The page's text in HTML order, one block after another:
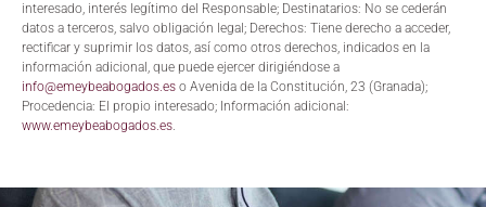
interesado, interés legítimo del Responsable; Destinatarios: No se cederán
datos a terceros, salvo obligación legal; Derechos: Tiene derecho a acceder,
rectificar y suprimir los datos, así como otros derechos, indicados en la
información adicional, que puede ejercer dirigiéndose a
info@emeybeabogados.es o Avenida de la Constitución, 23 (Granada);
Procedencia: El propio interesado; Información adicional:
www.emeybeabogados.es.